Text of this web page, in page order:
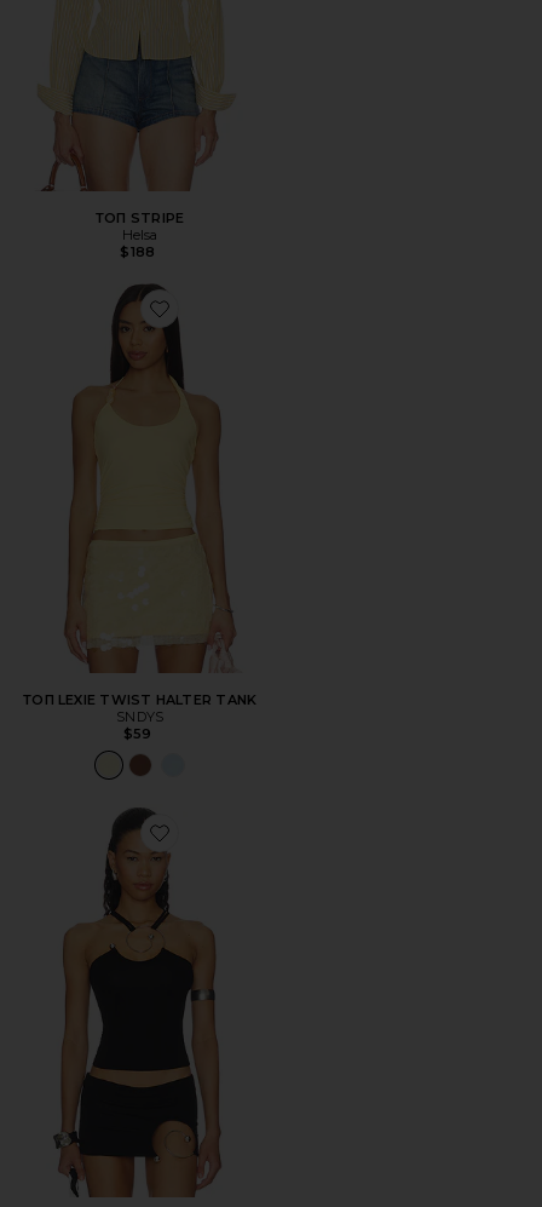
ТОП STRIPE
Helsa
$188
Favorite ТОП LEXIE TWIST HALTER TANK
ТОП LEXIE TWIST HALTER TANK
SNDYS
$59
Favorite ЖИЛЕТ VEST